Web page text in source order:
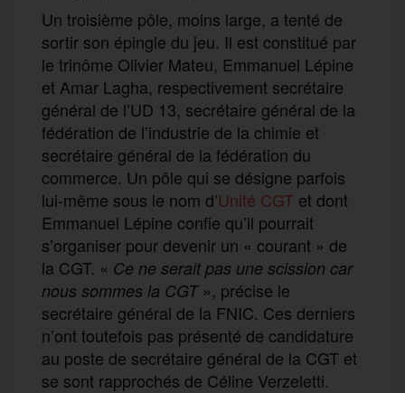
Un troisième pôle, moins large, a tenté de
sortir son épingle du jeu. Il est constitué par
le trinôme Olivier Mateu, Emmanuel Lépine
et Amar Lagha, respectivement secrétaire
général de l’UD 13, secrétaire général de la
fédération de l’industrie de la chimie et
secrétaire général de la fédération du
commerce. Un pôle qui se désigne parfois
lui-même sous le nom d’Unité CGT et dont
Emmanuel Lépine confie qu’il pourrait
s’organiser pour devenir un « courant » de
la CGT. « Ce ne serait pas une scission car
nous sommes la CGT», précise le
secrétaire général de la FNIC. Ces derniers
n’ont toutefois pas présenté de candidature
au poste de secrétaire général de la CGT et
se sont rapprochés de Céline Verzeletti.